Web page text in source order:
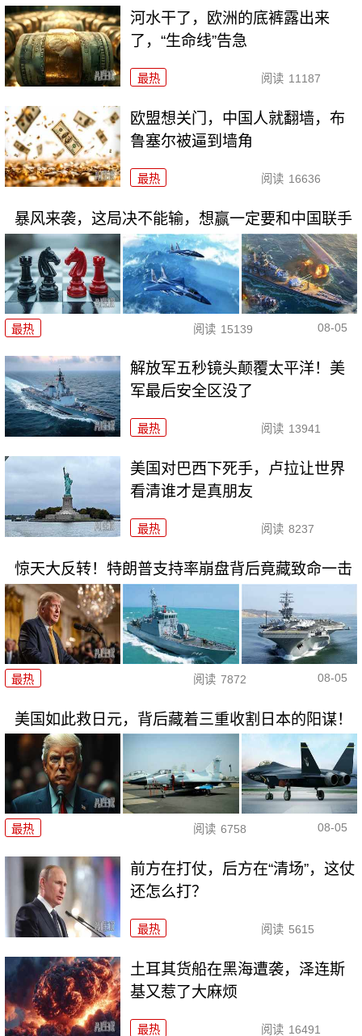
河水干了，欧洲的底裤露出来
了，“生命线”告急
最热 阅读 11187
欧盟想关门，中国人就翻墙，布
鲁塞尔被逼到墙角
最热 阅读 16636
暴风来袭，这局决不能输，想赢一定要和中国联手
最热 阅读 15139 08-05
解放军五秒镜头颠覆太平洋！美
军最后安全区没了
最热 阅读 13941
美国对巴西下死手，卢拉让世界
看清谁才是真朋友
最热 阅读 8237
惊天大反转！特朗普支持率崩盘背后竟藏致命一击
最热 阅读 7872 08-05
美国如此救日元，背后藏着三重收割日本的阳谋！
最热 阅读 6758 08-05
前方在打仗，后方在“清场”，这仗
还怎么打？
最热 阅读 5615
土耳其货船在黑海遭袭，泽连斯
基又惹了大麻烦
最热 阅读 16491